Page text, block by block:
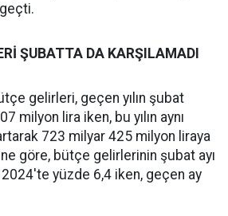
ŞUBATTA DA KARŞILAMADI
gelirleri, geçen yılın şubat
milyon lira iken, bu yılın aynı
723 milyar 425 milyon liraya
göre, bütçe gelirlerinin şubat ayı
yüzde 6,4 iken, geçen ay